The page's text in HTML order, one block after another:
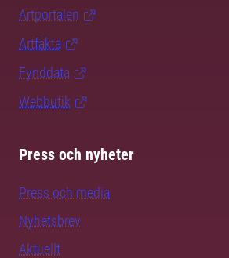
Artportalen
Artfakta
Fynddata
Webbutik
Press och nyheter
Press och media
Nyhetsbrev
Aktuellt